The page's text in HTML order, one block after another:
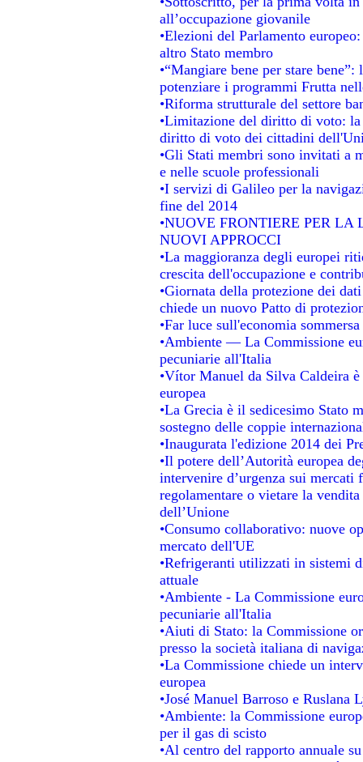
all’occupazione giovanile
•Elezioni del Parlamento
altro Stato membro
•“Mangiare bene per stare
potenziare i programmi Frutta
•Riforma strutturale del settore
•Limitazione del diritto di voto:
diritto di voto dei cittadini
•Gli Stati membri sono invitati a
e nelle scuole professionali
•I servizi di Galileo per la
fine del 2014
•NUOVE FRONTIERE PER
NUOVI APPROCCI
•La maggioranza degli europei
crescita dell'occupazione e
•Giornata della protezione dei
chiede un nuovo Patto di
•Far luce sull'economia
•Ambiente — La Commissione
pecuniarie all'Italia
•Vítor Manuel da Silva Caldeira
europea
•La Grecia è il sedicesimo Stato
sostegno delle coppie
•Inaugurata l'edizione 2014 dei
•Il potere dell’Autorità europea
intervenire d’urgenza sui
regolamentare o vietare la
dell’Unione
•Consumo collaborativo: nuove
mercato dell'UE
•Refrigeranti utilizzati in sistemi
attuale
•Ambiente - La Commissione
pecuniarie all'Italia
•Aiuti di Stato: la Commissione
presso la società italiana di
•La Commissione chiede un
europea
•José Manuel Barroso e Ruslana
•Ambiente: la Commissione
per il gas di scisto
•Al centro del rapporto annuale